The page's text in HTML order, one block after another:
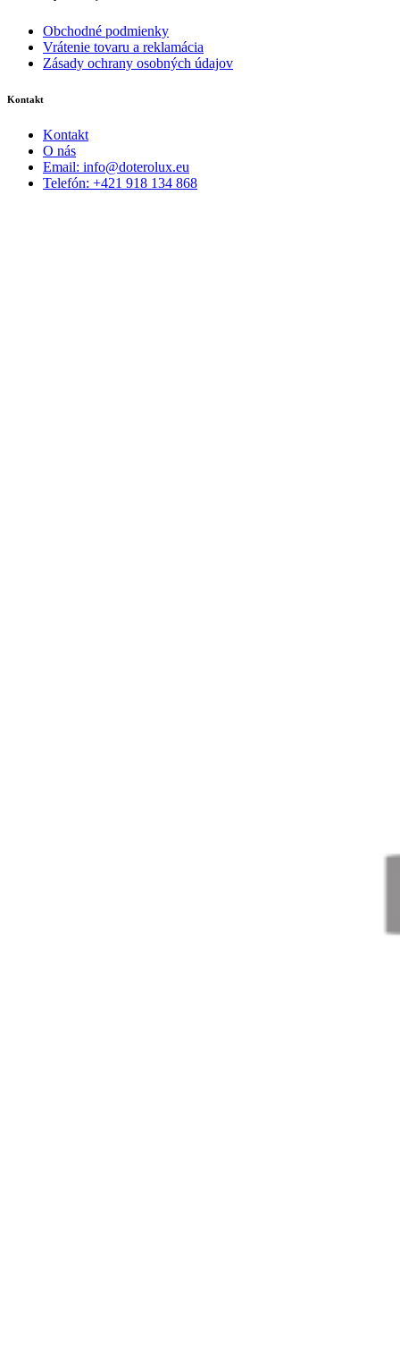
Obchodné podmienky
Vrátenie tovaru a reklamácia
Zásady ochrany osobných údajov
Kontakt
Kontakt
O nás
Email: info@doterolux.eu
Telefón: +421 918 134 868